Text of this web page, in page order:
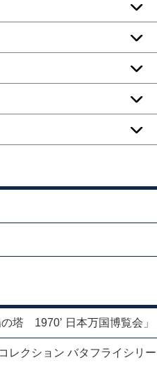
塔 1970’ 日本万国博覧会」
レクション バタフライシリー